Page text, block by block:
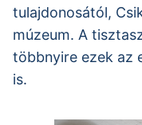
tulajdonosától,
múzeum. A
többnyire ezek az
is.